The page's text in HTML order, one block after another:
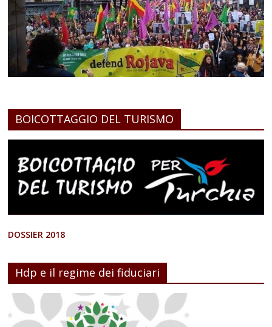
BOICOTTAGGIO DEL TURISMO
DOSSIER 2018
Hdp e il regime dei fiduciari